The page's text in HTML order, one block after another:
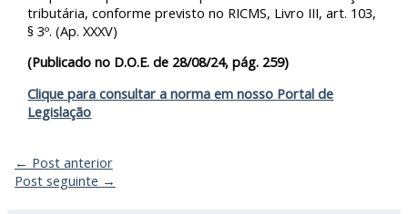
tributária, conforme previsto no RICMS, Livro III, art. 103,
§ 3º. (Ap. XXXV)
(Publicado no D.O.E. de 28/08/24, pág. 259)
Clique para consultar a norma em nosso Portal de
Legislação
← Post anterior
Post seguinte →